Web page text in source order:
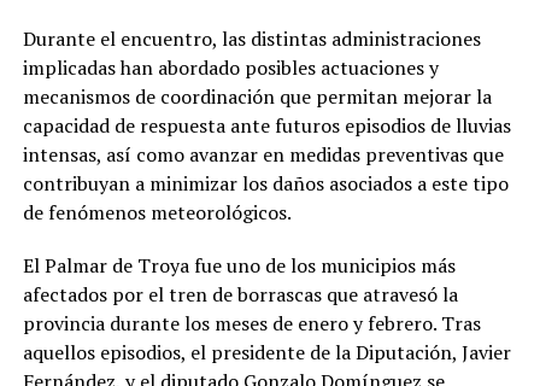
Durante el encuentro, las distintas administraciones
implicadas han abordado posibles actuaciones y
mecanismos de coordinación que permitan mejorar la
capacidad de respuesta ante futuros episodios de lluvias
intensas, así como avanzar en medidas preventivas que
contribuyan a minimizar los daños asociados a este tipo
de fenómenos meteorológicos.
El Palmar de Troya fue uno de los municipios más
afectados por el tren de borrascas que atravesó la
provincia durante los meses de enero y febrero. Tras
aquellos episodios, el presidente de la Diputación, Javier